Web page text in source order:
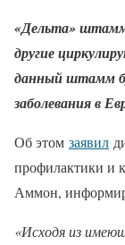
«Дельта» штамм
другие
данный штамм
заболевания в
Об этом заявил
профилактики и
Аммон,
«Исходя из